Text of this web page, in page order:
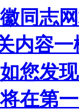
同志
内容
您发
在第